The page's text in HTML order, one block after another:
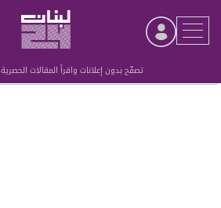
تصفّح بدون إعلانات واقرأ المقالات الحصرية
Advertisement